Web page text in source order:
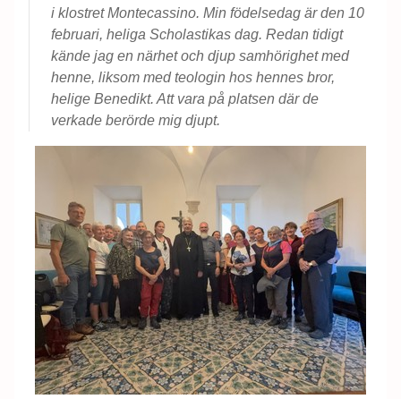
i klostret Montecassino. Min födelsedag är den 10
februari, heliga Scholastikas dag. Redan tidigt
kände jag en närhet och djup samhörighet med
henne, liksom med teologin hos hennes bror,
helige Benedikt. Att vara på platsen där de
verkade berörde mig djupt.